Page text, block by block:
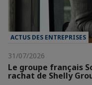
ACTUS DES ENTREPRISES
31/07/2026
Le groupe français
rachat de Shelly